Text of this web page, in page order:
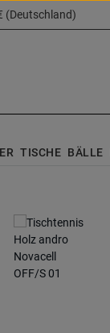
(Deutschland)
TISCHE BÄLLE